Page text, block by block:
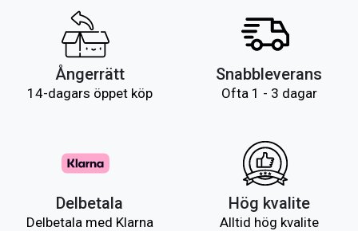
Ångerrätt
14-dagars öppet köp
Snabbleverans
Ofta 1 - 3 dagar
Delbetala
Delbetala med Klarna
Hög kvalite
Alltid hög kvalite